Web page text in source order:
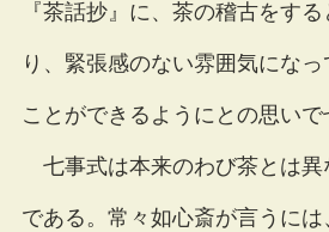
『茶話抄』に、茶の稽古をす
り、緊張感のない雰囲気にな
ことができるようにとの思い
七事式は本来のわび茶とは異
である。常々如心斎が言うに